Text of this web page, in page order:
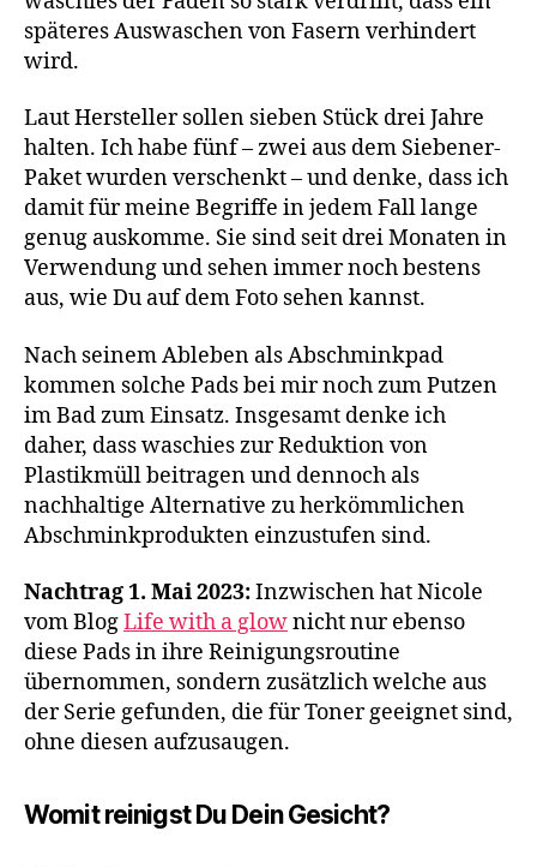
späteres Auswaschen von Fasern verhindert
wird.
Laut Hersteller sollen sieben Stück drei Jahre
halten. Ich habe fünf – zwei aus dem Siebener-
Paket wurden verschenkt – und denke, dass ich
damit für meine Begriffe in jedem Fall lange
genug auskomme. Sie sind seit drei Monaten in
Verwendung und sehen immer noch bestens
aus, wie Du auf dem Foto sehen kannst.
Nach seinem Ableben als Abschminkpad
kommen solche Pads bei mir noch zum Putzen
im Bad zum Einsatz. Insgesamt denke ich
daher, dass waschies zur Reduktion von
Plastikmüll beitragen und dennoch als
nachhaltige Alternative zu herkömmlichen
Abschminkprodukten einzustufen sind.
Nachtrag 1. Mai 2023:Inzwischen hat Nicole
vom BlogLife with a glownicht nur ebenso
diese Pads in ihre Reinigungsroutine
übernommen, sondern zusätzlich welche aus
der Serie gefunden, die für Toner geeignet sind,
ohne diesen aufzusaugen.
Womit reinigst Du Dein Gesicht?